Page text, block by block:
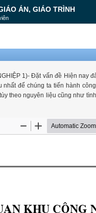
ÁN, GIÁO TRÌNH
1)- Đặt vấn đề Hiện nay
để chúng ta tiến hành
theo nguyên liệu cũng như